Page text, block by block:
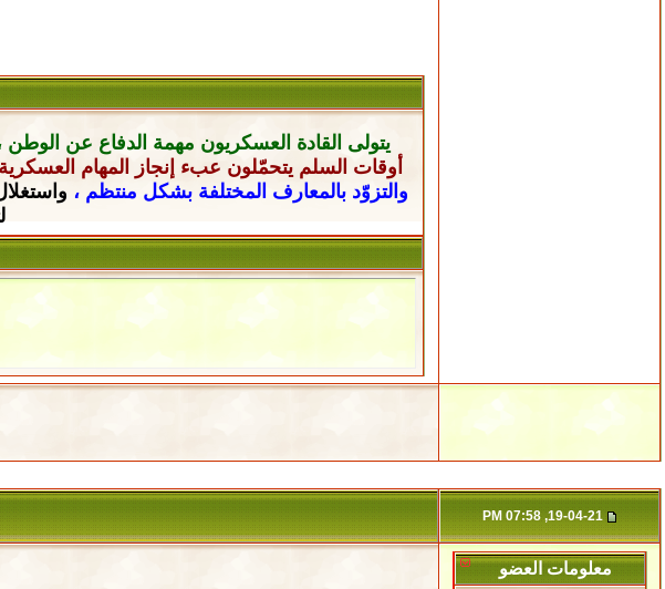
يتولى القادة العسكريون مهمة الدفاع عن الوطن
أوقات السلم يتحمّلون عبء إنجاز المهام
والتزوّد بالمعارف المختلفة بشكل منتظم ،
19-04-21, 07:58 PM
معلومات العضو